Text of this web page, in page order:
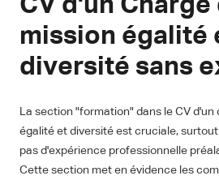
CV d'un Chargé
mission égalité
diversité sans
La section "formation" dans le CV d'un
égalité et diversité est cruciale,
pas d'expérience professionnelle
Cette section met en évidence les